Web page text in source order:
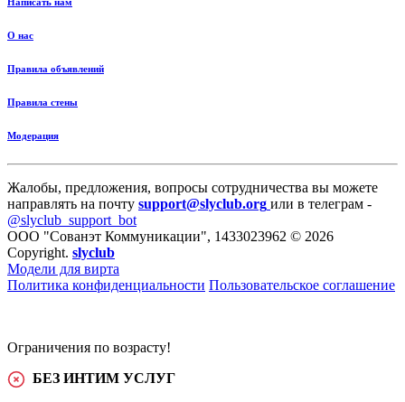
О нас
Правила объявлений
Правила стены
Модерация
Жалобы, предложения, вопросы сотрудничества вы можете
направлять на почту support@slyclub.org или в телеграм -
@slyclub_support_bot
ООО "Сованэт Коммуникации", 1433023962 © 2026
Copyright. slyclub
Модели для вирта
Политика конфиденциальности Пользовательское соглашение
Ограничения по возрасту!
БЕЗ ИНТИМ УСЛУГ